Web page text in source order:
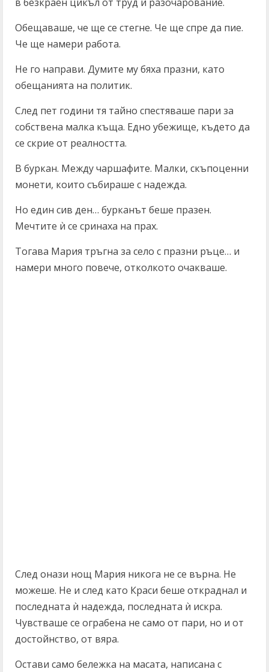
Обещаваше, че ще се стегне. Че ще спре да пие.
Че ще намери работа.
Не го направи. Думите му бяха празни, като
обещанията на политик.
След пет години тя тайно спестяваше пари за
собствена малка къща. Едно убежище, където да
се скрие от реалността.
В буркан. Между чаршафите. Малки, скъпоценни
монети, които събираше с надежда.
Но един сив ден… бурканът беше празен.
Мечтите ѝ се сринаха на прах.
Тогава Мария тръгна за село с празни ръце… и
намери много повече, отколкото очакваше.
След онази нощ Мария никога не се върна. Не
можеше. Не и след като Краси беше откраднал и
последната ѝ надежда, последната ѝ искра.
Чувстваше се ограбена не само от пари, но и от
достойнство, от вяра.
Остави само бележка на масата, написана с